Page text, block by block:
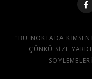
"BU NOKTADA
ÇÜNKÜ SIZE